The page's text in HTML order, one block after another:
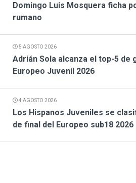
Domingo Luis Mosquera ficha
rumano
5 AGOSTO 2026
Adrián Sola alcanza el top-5 de
Europeo Juvenil 2026
4 AGOSTO 2026
Los Hispanos Juveniles se
de final del Europeo sub18 2026